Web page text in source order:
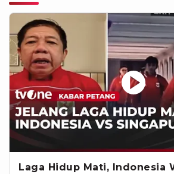
Laga Hidup Mati, Indonesia